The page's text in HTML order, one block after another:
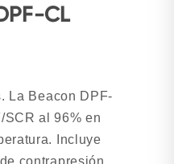
CL
La Beacon DPF-
al 96% en
Incluye
contrapresión.